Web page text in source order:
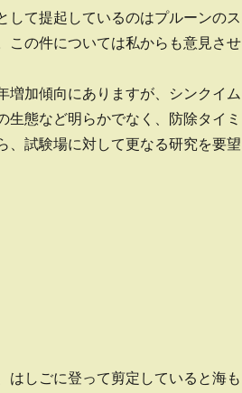
て提起しているのはプルーンのス
この件については私からも意見させ
加傾向にありますが、シンクイム
態など明らかでなく、防除タイミ
、試験場に対して更なる研究を要望
はしごに登って剪定していると海も